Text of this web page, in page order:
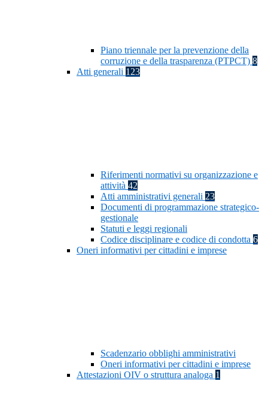
Piano triennale per la prevenzione della
corruzione e della trasparenza (PTPCT) 8
Atti generali 123
Riferimenti normativi su organizzazione e
attività 42
Atti amministrativi generali 23
Documenti di programmazione strategico-
gestionale
Statuti e leggi regionali
Codice disciplinare e codice di condotta 6
Oneri informativi per cittadini e imprese
Scadenzario obblighi amministrativi
Oneri informativi per cittadini e imprese
Attestazioni OIV o struttura analoga 1